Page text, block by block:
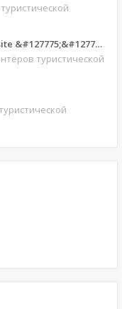
&#127775;&#127769;
туристической